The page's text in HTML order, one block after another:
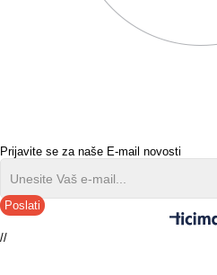
Prijavite se za naše E-mail novosti
Poslati
//